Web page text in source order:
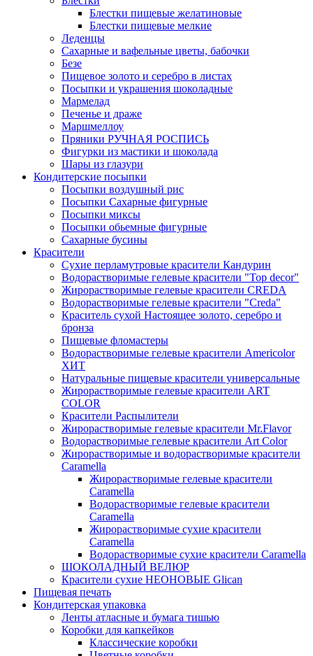
Блестки пищевые желатиновые
Блестки пищевые мелкие
Леденцы
Сахарные и вафельные цветы, бабочки
Безе
Пищевое золото и серебро в листах
Посыпки и украшения шоколадные
Мармелад
Печенье и драже
Маршмеллоу
Пряники РУЧНАЯ РОСПИСЬ
Фигурки из мастики и шоколада
Шары из глазури
Кондитерские посыпки
Посыпки воздушный рис
Посыпки Сахарные фигурные
Посыпки миксы
Посыпки обьемные фигурные
Сахарные бусины
Красители
Сухие перламутровые красители Кандурин
Водорастворимые гелевые красители "Top decor"
Жирорастворимые гелевые красители CREDA
Водорастворимые гелевые красители "Creda"
Краситель сухой Настоящее золото, серебро и
бронза
Пищевые фломастеры
Водорастворимые гелевые красители Americolor
ХИТ
Натуральные пищевые красители универсальные
Жирорастворимые гелевые красители ART
COLOR
Красители Распылители
Жирорастворимые гелевые красители Mr.Flavor
Водорастворимые гелевые красители Art Color
Жирорастворимые и водорастворимые красители
Caramella
Жирорастворимые гелевые красители
Caramella
Водорастворимые гелевые красители
Caramella
Жирорастворимые сухие красители
Caramella
Водорастворимые сухие красители Caramella
ШОКОЛАДНЫЙ ВЕЛЮР
Красители сухие НЕОНОВЫЕ Glican
Пищевая печать
Кондитерская упаковка
Ленты атласные и бумага тишью
Коробки для капкейков
Классические коробки